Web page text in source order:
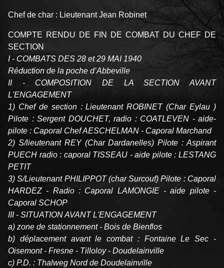
Chef de char : Lieutenant Jean Robinet
COMPTE RENDU DE FIN DE COMBAT DU CHEF DE
SECTION
I - COMBATS DES 28 et 29 MAI 1940
Réduction de la poche d’Abbeville
II - COMPOSITION DE LA SECTION AVANT
L'ENGAGEMENT
1) Chef de section : Lieutenant ROBINET (Char Eylau )
Pilote : Sergent DOUCHET, radio : COATLEVEN - aide-
pilote : Caporal Chef AESCHELMAN - Caporal Marchand
2) S/lieutenant REY (Char Dardanelles) Pilote : Aspirant
PUECH radio : caporal TISSEAU - aide pilote : LESTANG
PETIT
3) S/Lieutenant PHILIPPOT (char Surcouf) Pilote : Caporal
HARDEZ - Radio : Caporal LAMONGIE - aide pilote -
Caporal SCHOP
III - SITUATION AVANT L'ENGAGEMENT
a) zone de stationnement - Bois de Bienflos
b) déplacement avant le combat : Fontaine Le Sec -
Oisemont - Fresne - Tilloloy - Doudelainville
c) P.D. : Thalweg Nord de Doudelainville